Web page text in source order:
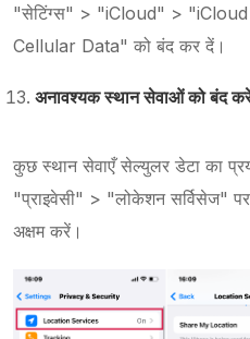
"सेटिंग्स" > "iCloud" >
Cellular Data" को बंद कर दें।
अनावश्यक स्थान सेवाओं को बंद
कुछ स्थान सेवाएँ सेल्युलर डेटा का
"प्राइवेसी" > "लोकेशन सर्विसेज"
अक्षम करें।